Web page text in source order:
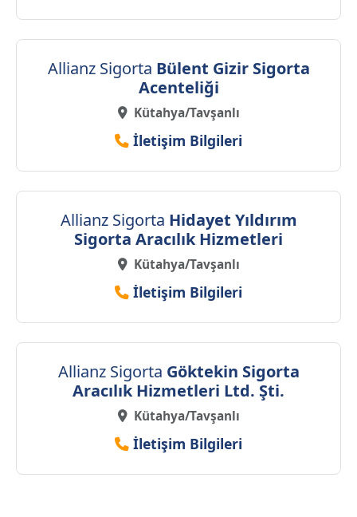
Allianz Sigorta Bülent Gizir Sigorta
Acenteliği
Kütahya/Tavşanlı
İletişim Bilgileri
Allianz Sigorta Hidayet Yıldırım
Sigorta Aracılık Hizmetleri
Kütahya/Tavşanlı
İletişim Bilgileri
Allianz Sigorta Göktekin Sigorta
Aracılık Hizmetleri Ltd. Şti.
Kütahya/Tavşanlı
İletişim Bilgileri